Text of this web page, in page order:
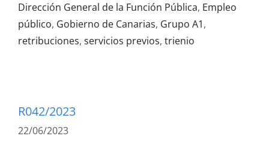
Dirección General de la Función Pública, Empleo
público, Gobierno de Canarias, Grupo A1,
retribuciones, servicios previos, trienio
R042/2023
22/06/2023